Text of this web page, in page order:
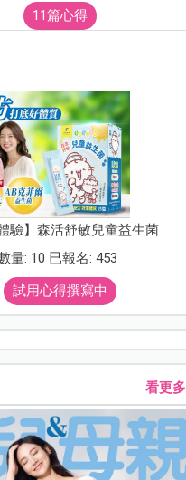
11篇心得
驗】森活舒敏兒童益生菌
量: 10 已報名: 453
試用心得撰寫中
看更多